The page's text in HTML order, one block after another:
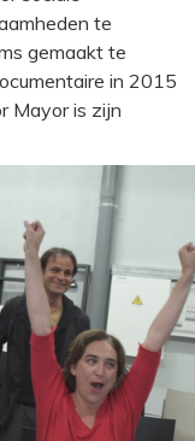
te
gemaakt te
in 2015
Mayor is zijn